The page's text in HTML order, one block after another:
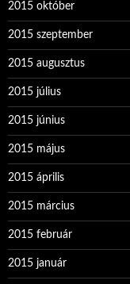
2015 október
2015 szeptember
2015 augusztus
2015 július
2015 június
2015 május
2015 április
2015 március
2015 február
2015 január